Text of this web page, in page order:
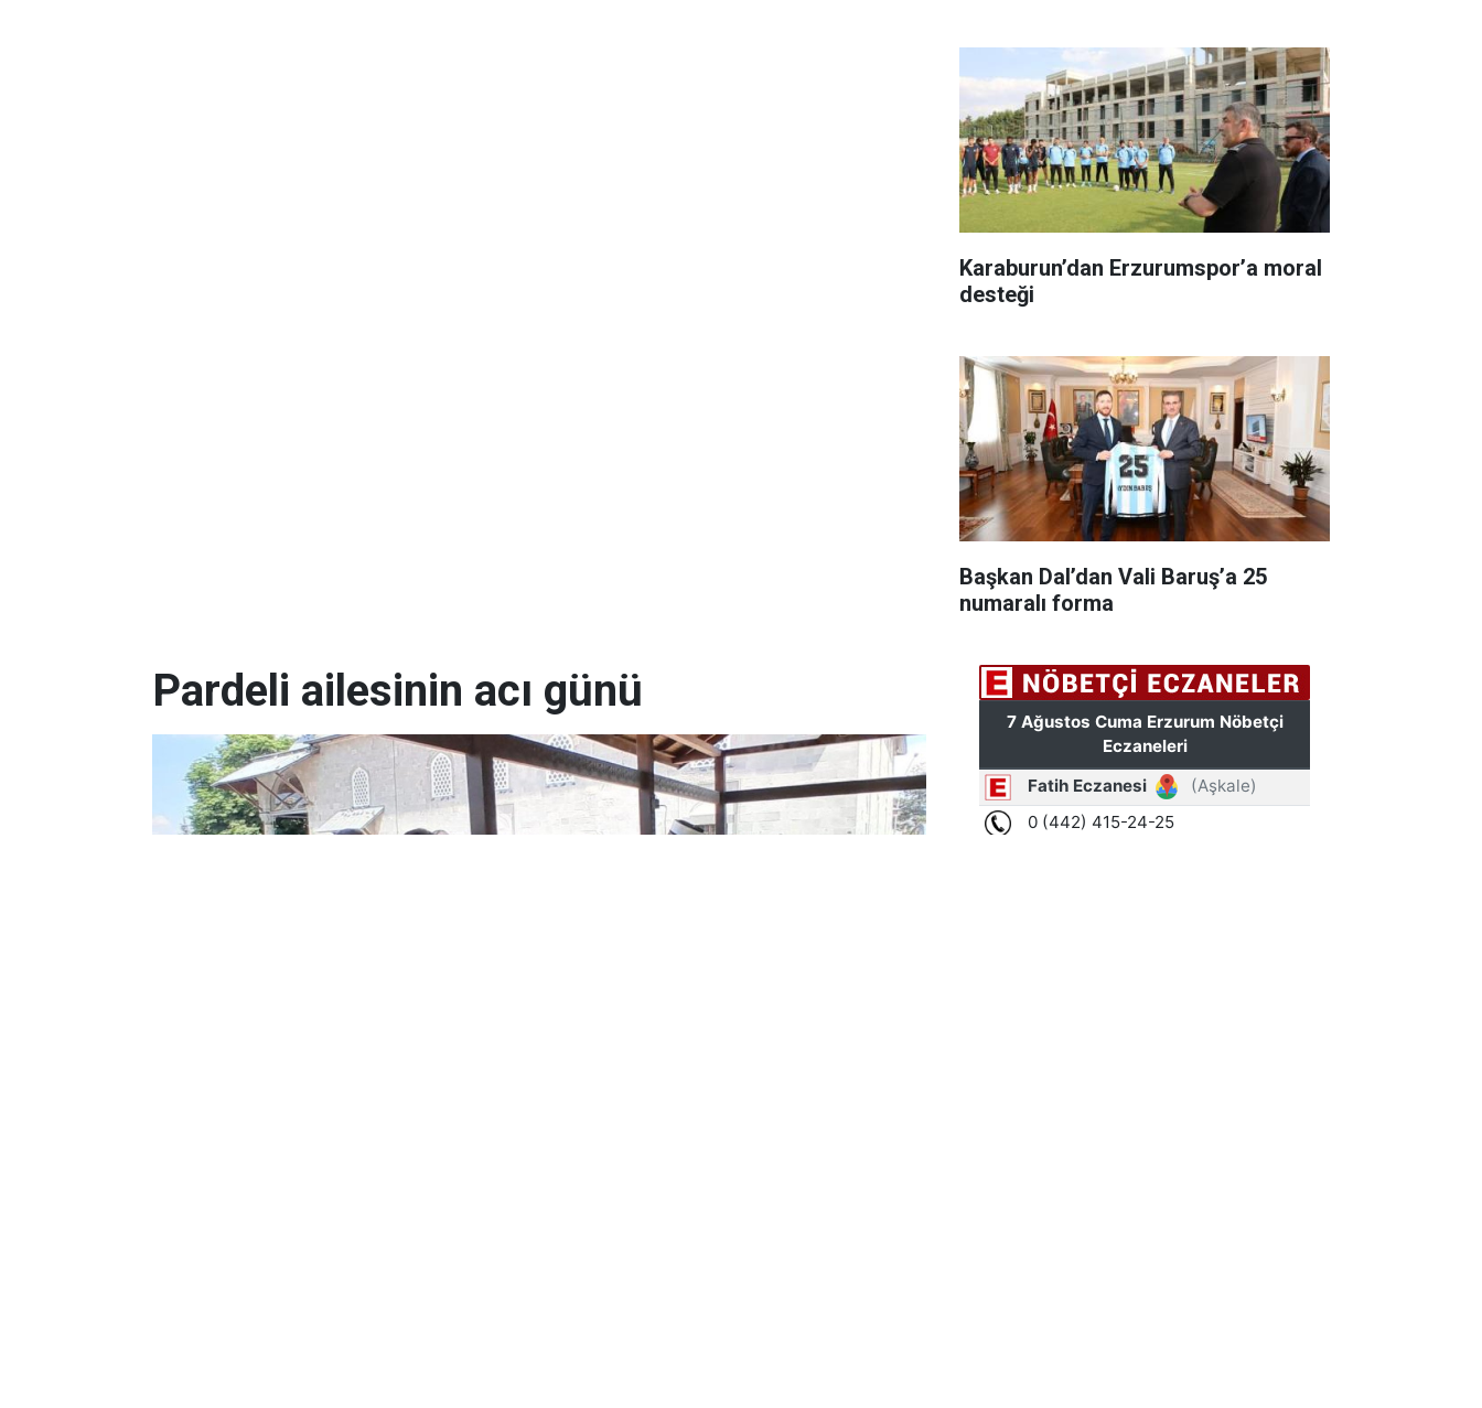
Karaburun’dan Erzurumspor’a moral
desteği
Başkan Dal’dan Vali Baruş’a 25
numaralı forma
Pardeli ailesinin acı günü